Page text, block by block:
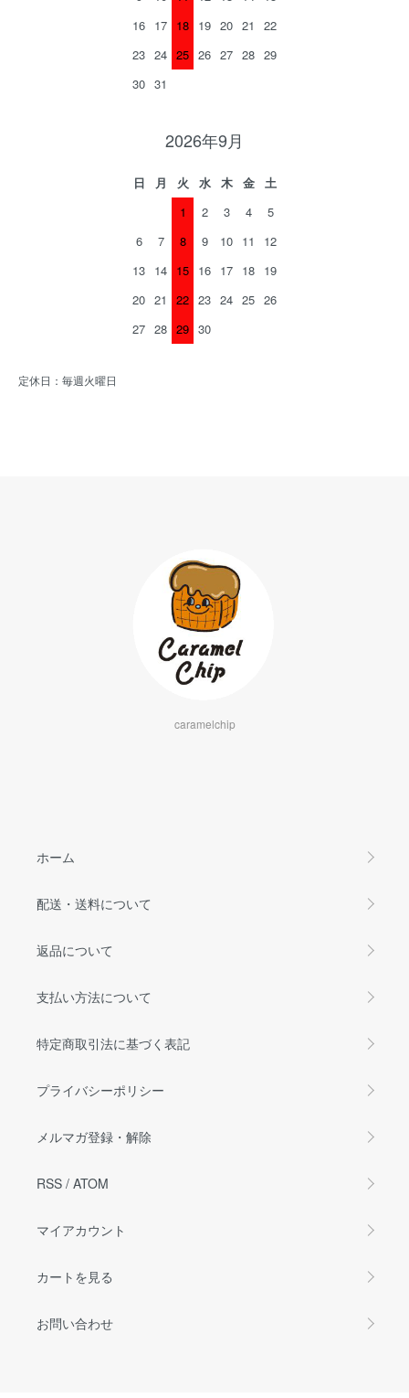
16 17 18 19 20 21
22
23 24 25 26 27 28 29
30 31
2026年9月
日 月 火 水 木 金
土
1
2 3 4
5
6
7 8 9 10 11
12
13 14 15 16 17 18 19
20 21 22 23 24 25 26
27 28 29 30
定休日：毎週火曜日
caramelchip
ホーム
配送・送料について
返品について
支払い方法について
特定商取引法に基づく表記
プライバシーポリシー
メルマガ登録・解除
RSS / ATOM
マイアカウント
カートを見る
お問い合わせ